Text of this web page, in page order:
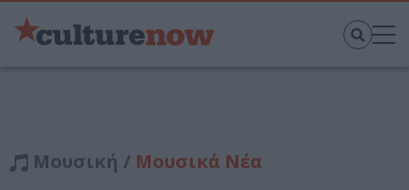
Μουσική / Μουσικά Νέα